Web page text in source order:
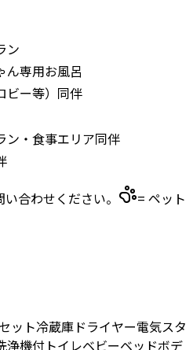
ン
ん専用お風呂
ビー等）同伴
ン・食事エリア同伴
合わせください。
= ペット
ット冷蔵庫ドライヤー電気スタ
浄機付トイレベビーベッドボデ